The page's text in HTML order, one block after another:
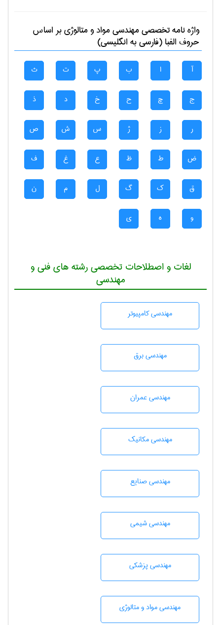
واژه نامه تخصصیمهندسی مواد و متالوژیبر اساس
حروف الفبا (فارسی به انگلیسی)
آ ا ب پ ت ث
ج چ ح خ د ذ
ر ز ژ س ش ص
ض ط ظ ع غ ف
ق ک گ ل م ن
و ه ی
لغات و اصطلاحات تخصصی رشته های فنی و
مهندسی
مهندسی كامپيوتر
مهندسی برق
مهندسی عمران
مهندسی مکانیک
مهندسی صنايع
مهندسي شيمی
مهندسی پزشکی
مهندسی مواد و متالوژی